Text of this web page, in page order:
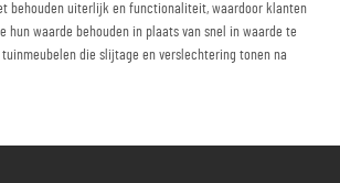
behouden uiterlijk en functionaliteit, waardoor klanten
hun waarde behouden in plaats van snel in waarde te
die slijtage en verslechtering tonen na